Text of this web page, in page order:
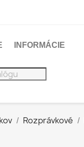
INFORMÁCIE
Rozprávkové